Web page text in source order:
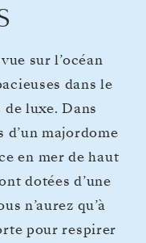
sur l’océan
dans le
luxe. Dans
d’un majordome
en mer de haut
dotées d’une
n’aurez qu’à
pour respirer